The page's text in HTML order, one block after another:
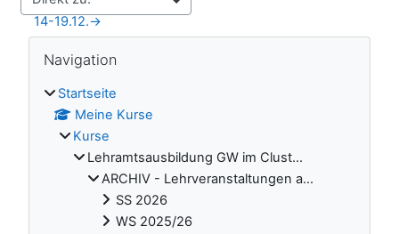
→
14-19.12.
Navigation
Startseite
Meine Kurse
Kurse
Lehramtsausbildung GW im Clust...
ARCHIV - Lehrveranstaltungen a...
SS 2026
WS 2025/26